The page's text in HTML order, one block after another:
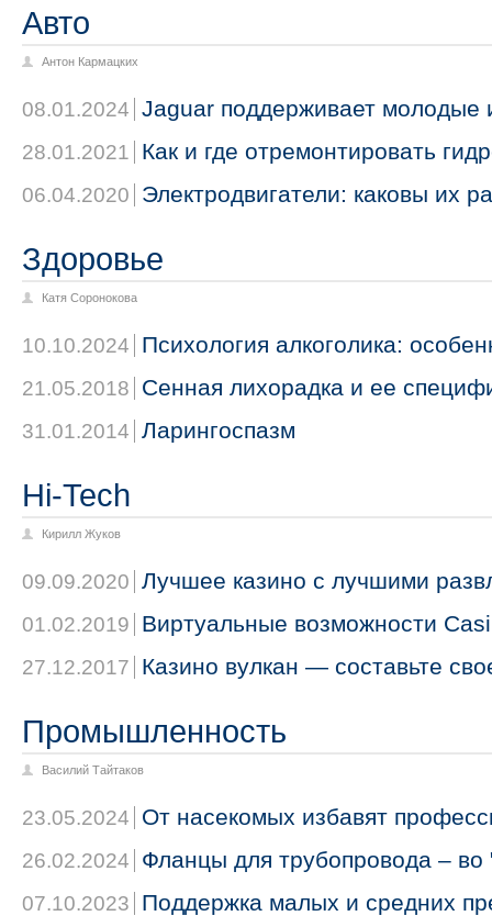
Авто
Антон Кармацких
08.01.2024 Jaguar поддерживает молодые
28.01.2021 Как и где отремонтировать
06.04.2020 Электродвигатели: каковы их
Здоровье
Катя Соронокова
10.10.2024 Психология алкоголика:
21.05.2018 Сенная лихорадка и ее
31.01.2014 Ларингоспазм
Hi-Tech
Кирилл Жуков
09.09.2020 Лучшее казино с лучшими
01.02.2019 Виртуальные возможности
27.12.2017 Казино вулкан — составьте
Промышленность
Василий Тайтаков
23.05.2024 От насекомых избавят
26.02.2024 Фланцы для трубопровода –
07.10.2023
Поддержка малых и средних